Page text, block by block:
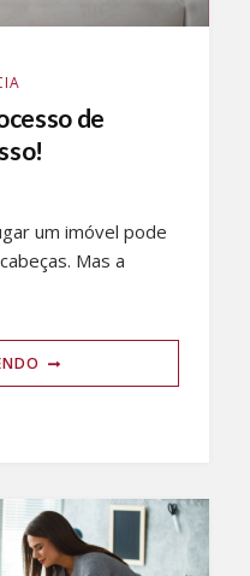
de
um imóvel pode
Mas a